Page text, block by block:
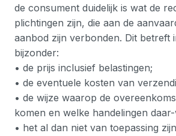
de consument duidelijk is wat de
plichtingen zijn, die aan de
aanbod zijn verbonden. Dit betreft
bijzonder:
• de prijs inclusief belastingen;
• de eventuele kosten van
• de wijze waarop de
komen en welke handelingen
• het al dan niet van toepassing